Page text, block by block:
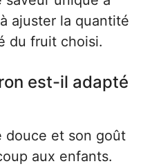
ajuster la quantité
du fruit choisi.
est-il adapté
douce et son goût
aux enfants.